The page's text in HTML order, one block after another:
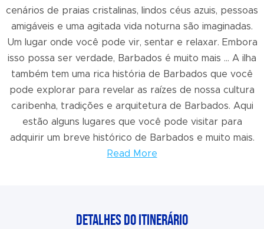
cenários de praias cristalinas, lindos céus azuis, pessoas
amigáveis e uma agitada vida noturna são imaginadas.
Um lugar onde você pode vir, sentar e relaxar. Embora
isso possa ser verdade, Barbados é muito mais ... A ilha
também tem uma rica história de Barbados que você
pode explorar para revelar as raízes de nossa cultura
caribenha, tradições e arquitetura de Barbados. Aqui
estão alguns lugares que você pode visitar para
adquirir um breve histórico de Barbados e muito mais.
Read More
Detalhes do itinerário